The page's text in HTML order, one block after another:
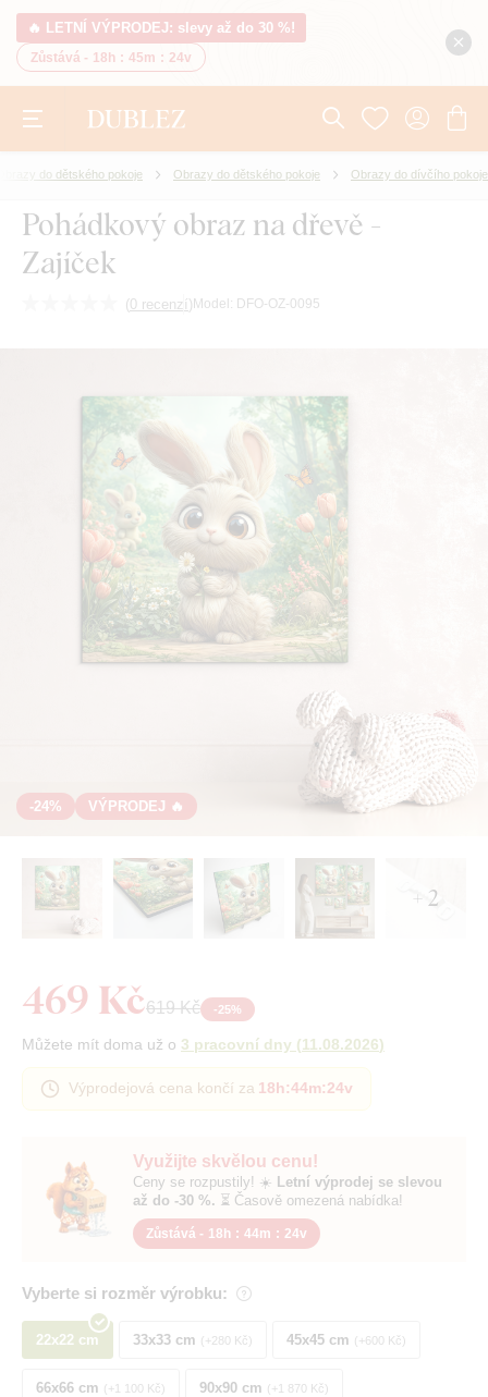
🔥 LETNÍ VÝPRODEJ: slevy až do 30 %!
Zůstává - 18h : 45m : 23v
do dětského pokoje Obrazy do dětského pokoje Obrazy do dívčího pokoje
Pohádkový obraz na dřevě -
Zajíček
(0 recenzí) Model: DFO-OZ-0095
-24% VÝPRODEJ 🔥
+ 2
Využijte skvělou cenu!
Ceny se rozpustily! ☀️ Letní výprodej se slevou
až do -30 %. ⏳ Časově omezená nabídka!
Zůstává - 18h : 44m : 23v
Vyberte si rozměr výrobku:
22x22 cm 33x33 cm +280 Kč 45x45 cm +600 Kč
66x66 cm +1 100 Kč 90x90 cm +1 870 Kč
469 Kč619 Kč -25%
Můžete mít doma už o 3 pracovní dny (11.08.2026)
Výprodejová cena končí za 18h:44m:23v